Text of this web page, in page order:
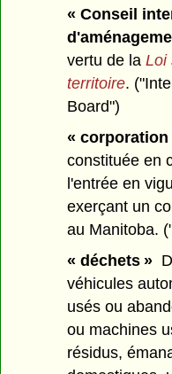
« Conseil
vertu de laLoi
territoire.
Board")
« corporation
constituée en
l'entrée en
exerçant un
au Manitoba.
« déchets »
véhicules
usés ou
ou machines
résidus,